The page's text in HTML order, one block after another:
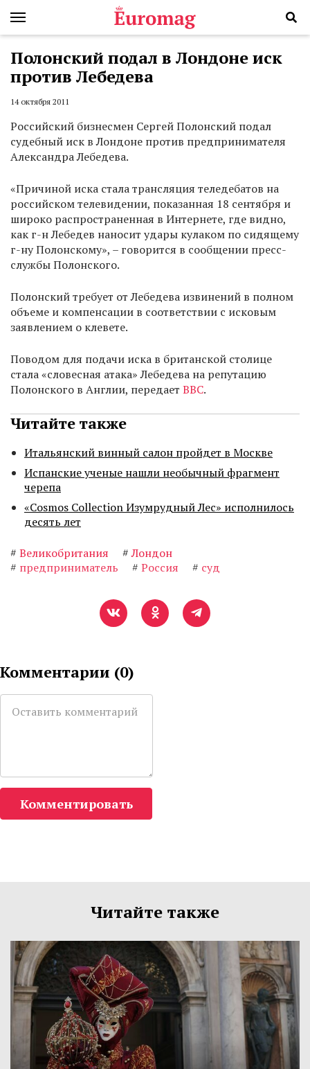
Полонский подал в Лондоне иск
против Лебедева
14 октября 2011
Российский бизнесмен Сергей Полонский подал
судебный иск в Лондоне против предпринимателя
Александра Лебедева.
«Причиной иска стала трансляция теледебатов на
российском телевидении, показанная 18 сентября и
широко распространенная в Интернете, где видно,
как г-н Лебедев наносит удары кулаком по сидящему
г-ну Полонскому», – говорится в сообщении пресс-
службы Полонского.
Полонский требует от Лебедева извинений в полном
объеме и компенсации в соответствии с исковым
заявлением о клевете.
Поводом для подачи иска в британской столице
стала «словесная атака» Лебедева на репутацию
Полонского в Англии, передает BBC.
Читайте также
Итальянский винный салон пройдет в Москве
Испанские ученые нашли необычный фрагмент
черепа
«Cosmos Collection Изумрудный Лес» исполнилось
десять лет
# Великобритания # Лондон
# предприниматель # Россия # суд
Комментарии (0)
Комментировать
Читайте также